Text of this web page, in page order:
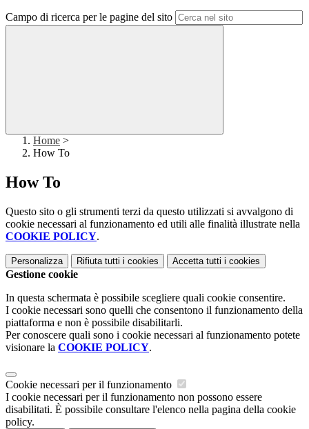
Campo di ricerca per le pagine del sito
Home >
How To
How To
Questo sito o gli strumenti terzi da questo utilizzati si avvalgono di
cookie necessari al funzionamento ed utili alle finalità illustrate nella
COOKIE POLICY.
Personalizza Rifiuta tutti i cookies Accetta tutti i cookies
Gestione cookie
In questa schermata è possibile scegliere quali cookie consentire.
I cookie necessari sono quelli che consentono il funzionamento della
piattaforma e non è possibile disabilitarli.
Per conoscere quali sono i cookie necessari al funzionamento potete
visionare la COOKIE POLICY.
Cookie necessari per il funzionamento
I cookie necessari per il funzionamento non possono essere
disabilitati. È possibile consultare l'elenco nella pagina della cookie
policy.